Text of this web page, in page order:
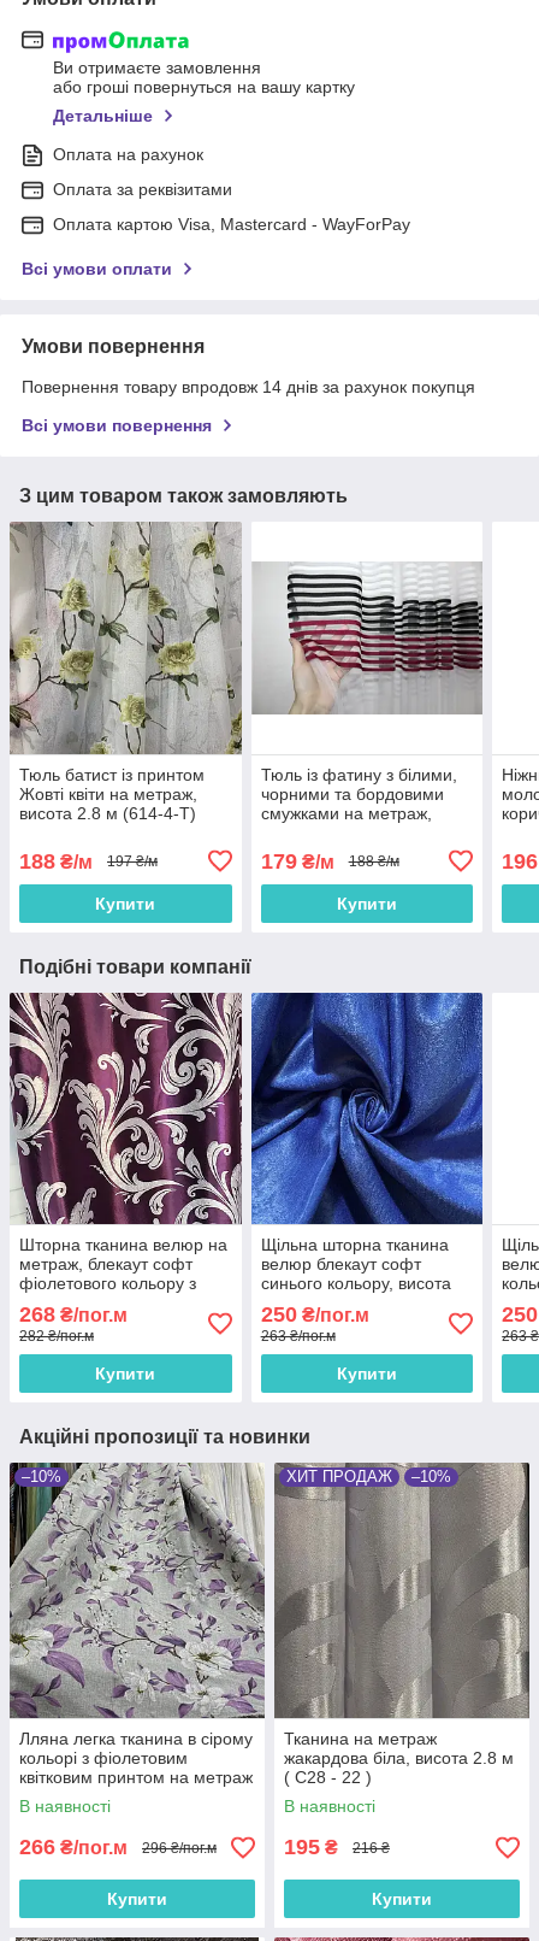
Ви отримаєте замовлення
або гроші повернуться на вашу картку
Детальніше
Оплата на рахунок
Оплата за реквізитами
Оплата картою Visa, Mastercard - WayForPay
Всі умови оплати
Умови повернення
Повернення товару впродовж 14 днів за рахунок покупця
Всі умови повернення
З цим товаром також замовляють
Тюль батист із принтом
Жовті квіти на метраж,
висота 2.8 м (614-4-T)
188 ₴/м 197 ₴/м
Купити
Тюль із фатину з білими,
чорними та бордовими
смужками на метраж,
BORDO)
179₴/м 188 ₴/м
Купити
196
Подібні товари компанії
Шторна тканина велюр на
метраж, блекаут софт
фіолетового кольору з
вензелями, висота 2.8 м.
268 ₴/пог.м
282 ₴/пог.м
Купити
Щільна шторна тканина
велюр блекаут софт
синього кольору, висота
2.8 м на метраж (250-16)
250₴/пог.м
263 ₴/пог.м
Купити
250
263
Акційні пропозиції та новинки
–10%
Лляна легка тканина в сірому
кольорі з фіолетовим
квітковим принтом на метраж
(M1-622-7)
В наявності
266 ₴/пог.м 296 ₴/пог.м
Купити
ХИТ ПРОДАЖ –10%
Тканина на метраж
жакардова біла, висота 2.8 м
( С28 - 22 )
В наявності
195 ₴ 216 ₴
Купити